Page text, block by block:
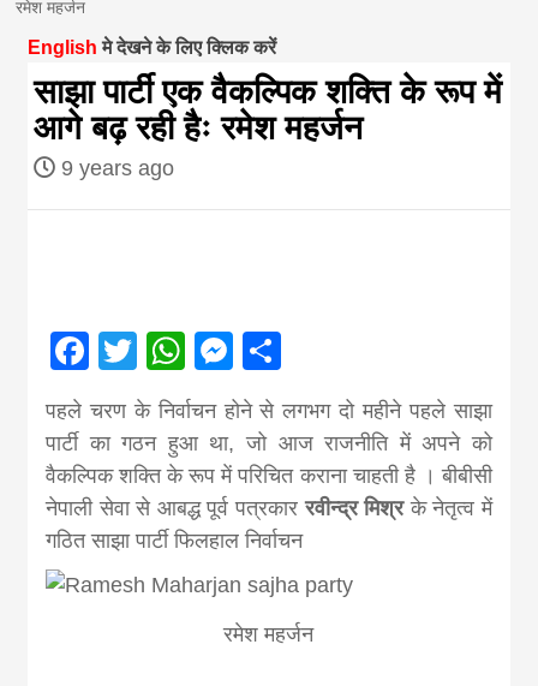
magazine of
Nepal brings
news in hindi
news,
khabar
रमेश महर्जन
English मे देखने के लिए क्लिक करें
साझा पार्टी एक वैकल्पिक शक्ति के रूप में
आगे बढ़ रही हैः रमेश महर्जन
9 years ago
Facebook
Twitter
WhatsApp
Messenger
पहले चरण के निर्वाचन होने से लगभग दो महीने पहले साझा
पार्टी का गठन हुआ था, जो आज राजनीति में अपने को
वैकल्पिक शक्ति के रूप में परिचित कराना चाहती है । बीबीसी
नेपाली सेवा से आबद्ध पूर्व पत्रकाररवीन्द्र मिश्रके नेतृत्व में
गठित साझा पार्टी फिलहाल निर्वाचन
रमेश महर्जन